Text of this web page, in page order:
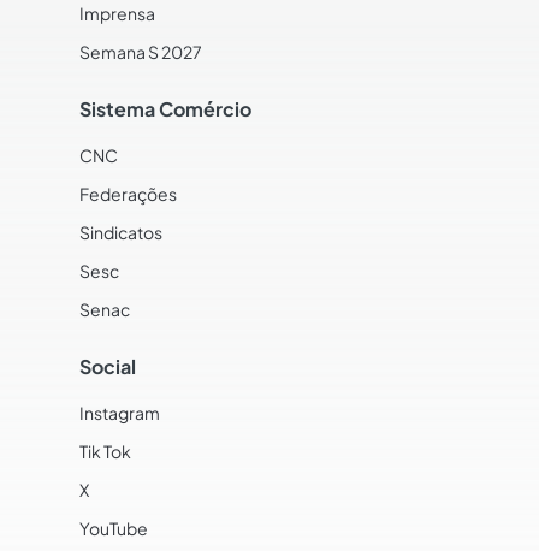
Imprensa
Semana S 2027
Sistema Comércio
CNC
Federações
Sindicatos
Sesc
Senac
Social
Instagram
Tik Tok
X
YouTube